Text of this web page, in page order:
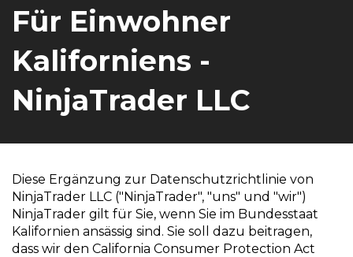
Für Einwohner
Kaliforniens -
NinjaTrader LLC
Diese Ergänzung zur Datenschutzrichtlinie von
NinjaTrader LLC ("NinjaTrader", "uns" und "wir")
NinjaTrader gilt für Sie, wenn Sie im Bundesstaat
Kalifornien ansässig sind. Sie soll dazu beitragen,
dass wir den California Consumer Protection Act